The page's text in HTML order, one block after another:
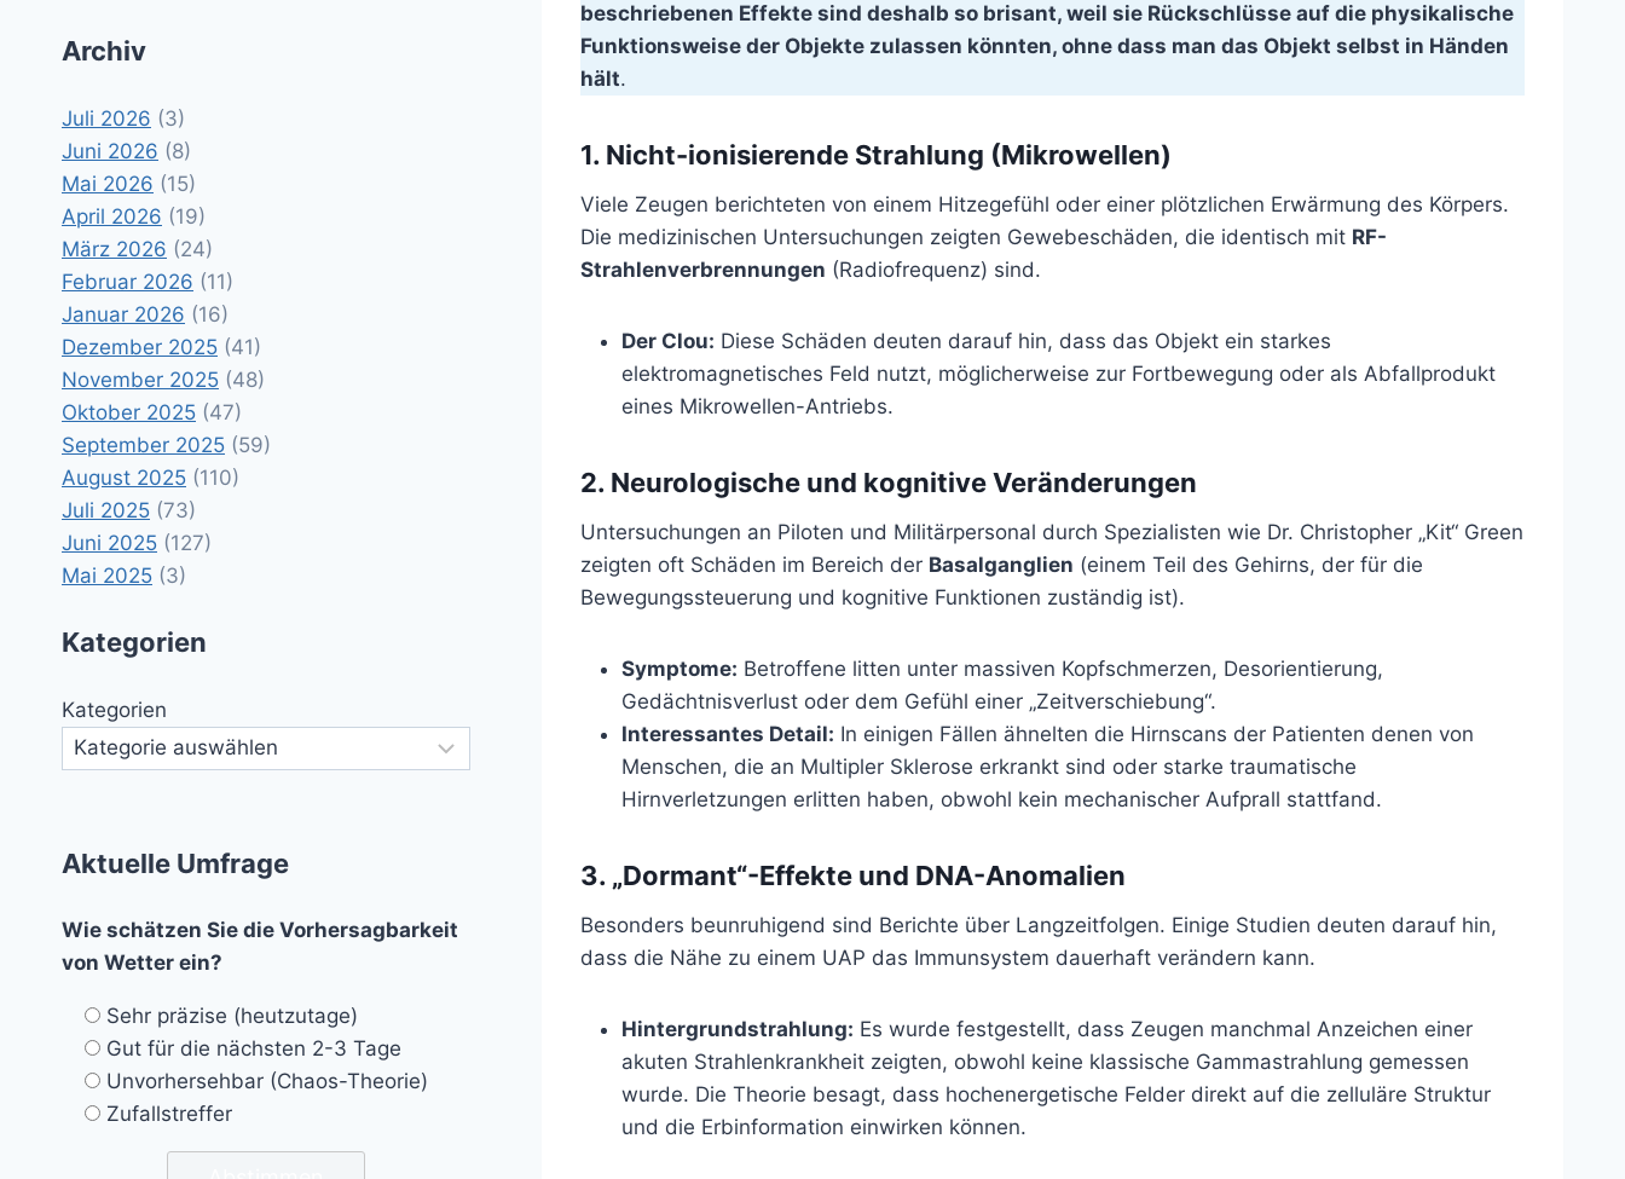
beschriebenen Effekte sind deshalb so brisant, weil sie Rückschlüsse auf die physikalische
Funktionsweise der Objekte zulassen könnten, ohne dass man das Objekt selbst in Händen
hält.
1. Nicht-ionisierende Strahlung (Mikrowellen)
Viele Zeugen berichteten von einem Hitzegefühl oder einer plötzlichen Erwärmung des Körpers.
Die medizinischen Untersuchungen zeigten Gewebeschäden, die identisch mit RF-
Strahlenverbrennungen (Radiofrequenz) sind.
Der Clou: Diese Schäden deuten darauf hin, dass das Objekt ein starkes
elektromagnetisches Feld nutzt, möglicherweise zur Fortbewegung oder als Abfallprodukt
eines Mikrowellen-Antriebs.
2. Neurologische und kognitive Veränderungen
Untersuchungen an Piloten und Militärpersonal durch Spezialisten wie Dr. Christopher „Kit“ Green
zeigten oft Schäden im Bereich der Basalganglien (einem Teil des Gehirns, der für die
Bewegungssteuerung und kognitive Funktionen zuständig ist).
Symptome: Betroffene litten unter massiven Kopfschmerzen, Desorientierung,
Gedächtnisverlust oder dem Gefühl einer „Zeitverschiebung“.
Interessantes Detail: In einigen Fällen ähnelten die Hirnscans der Patienten denen von
Menschen, die an Multipler Sklerose erkrankt sind oder starke traumatische
Hirnverletzungen erlitten haben, obwohl kein mechanischer Aufprall stattfand.
3. „Dormant“-Effekte und DNA-Anomalien
Besonders beunruhigend sind Berichte über Langzeitfolgen. Einige Studien deuten darauf hin,
dass die Nähe zu einem UAP das Immunsystem dauerhaft verändern kann.
Hintergrundstrahlung: Es wurde festgestellt, dass Zeugen manchmal Anzeichen einer
akuten Strahlenkrankheit zeigten, obwohl keine klassische Gammastrahlung gemessen
wurde. Die Theorie besagt, dass hochenergetische Felder direkt auf die zelluläre Struktur
und die Erbinformation einwirken können.
Archiv
Juli 2026 (3)
Juni 2026 (8)
Mai 2026 (15)
April 2026 (19)
März 2026 (24)
Februar 2026 (11)
Januar 2026 (16)
Dezember 2025 (41)
November 2025 (48)
Oktober 2025 (47)
September 2025 (59)
August 2025 (110)
Juli 2025 (73)
Juni 2025 (127)
Mai 2025 (3)
Kategorien
Kategorien
Aktuelle Umfrage
Wie schätzen Sie die Vorhersagbarkeit
von Wetter ein?
Sehr präzise (heutzutage)
Gut für die nächsten 2-3 Tage
Unvorhersehbar (Chaos-Theorie)
Zufallstreffer